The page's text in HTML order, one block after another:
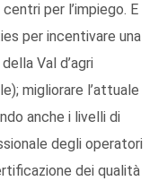
per l’impiego. E
per incentivare una
Val d’agri
migliorare l’attuale
anche i livelli di
degli operatori
dei qualità